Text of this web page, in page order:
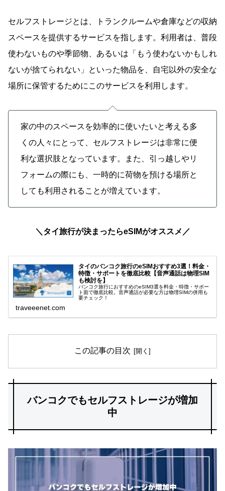
セルフストレージとは、トランクルームや倉庫などの収納
スペースを提供するサービスを指します。利用者は、普段
使わないものや季節物、あるいは「もう使わないかもしれ
ないが捨てられない」といった物品を、自宅以外の安全な
場所に保管するためにこのサービスを利用します。
家の中のスペースを効率的に使いたいと考える多
くの人々にとって、セルフストレージは非常に便
利な選択肢となっています。また、引っ越しやリ
フォームの際にも、一時的に荷物を預ける場所と
しても利用されることが増えています。
＼タイ旅行が決まったらeSIMがオススメ／
タイのバンコク旅行のeSIMおすすめ3選！料金・
特徴・サポートを徹底比較【音声通話は物理SIM
も検討を】
バンコク旅行におすすめのeSIM3選を料金・特徴・サポー
ト面で徹底比較。音声通話が必要な方は物理SIMの併用も
要チェック！
traveeenet.com
この記事の目次
バンコクでもセルフストレージが増加
中